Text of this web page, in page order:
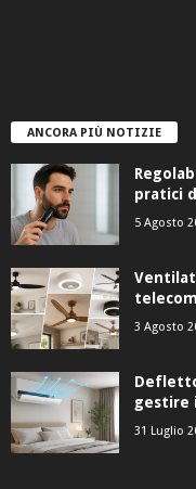
ANCORA PIÙ NOTIZIE
pratici
5 Agosto
3 Agosto
gestire
31 Luglio